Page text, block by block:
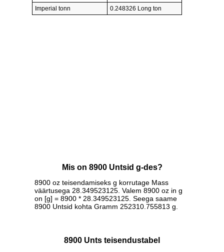
Imperial tonn
0.248326 Long ton
Mis on 8900 Untsid g-des?
8900 oz teisendamiseks g korrutage Mass
väärtusega 28.349523125. Valem 8900 oz in g
on [g] = 8900 * 28.349523125. Seega saame
8900 Untsid kohta Gramm 252310.755813 g.
8900 Unts teisendustabel